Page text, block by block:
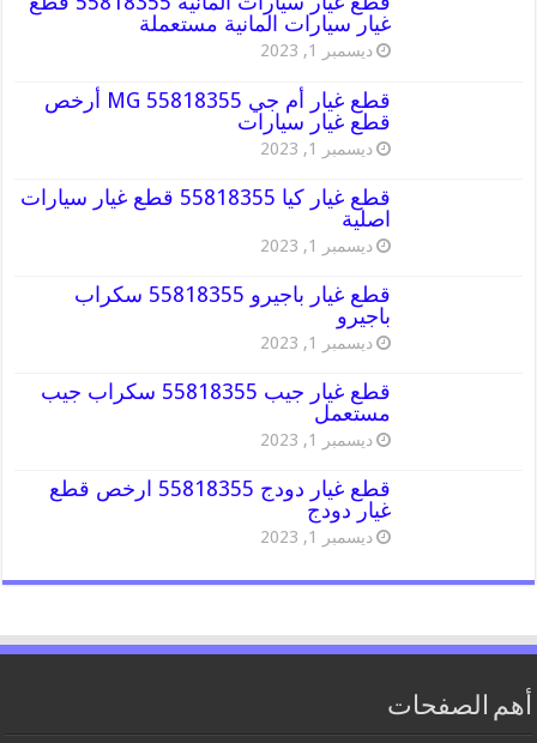
غيار سيارات المانية مستعملة
ديسمبر 1, 2023
قطع غيار أم جي MG 55818355 أرخص
قطع غيار سيارات
ديسمبر 1, 2023
قطع غيار كيا 55818355 قطع غيار سيارات
اصلية
ديسمبر 1, 2023
قطع غيار باجيرو 55818355 سكراب
باجيرو
ديسمبر 1, 2023
قطع غيار جيب 55818355 سكراب جيب
مستعمل
ديسمبر 1, 2023
قطع غيار دودج 55818355 ارخص قطع
غيار دودج
ديسمبر 1, 2023
أهم الصفحات